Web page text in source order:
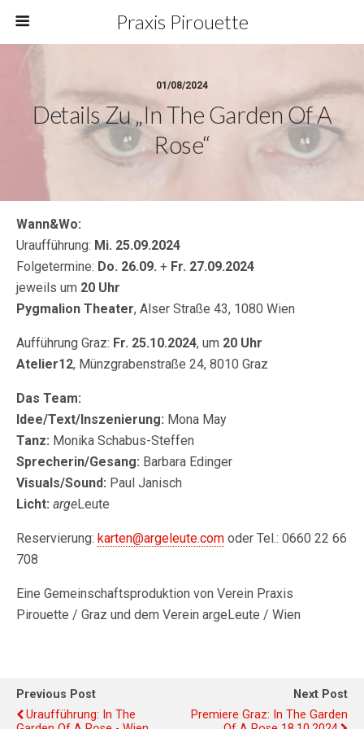
Praxis Pirouette
01/08/2024
Details Zu „In The Garden Of A
Rose“
Wann&Wo:
Uraufführung: Mi. 25.09.2024
Folgetermine: Do. 26.09. + Fr. 27.09.2024
jeweils um 20 Uhr
Pygmalion Theater, Alser Straße 43, 1080 Wien
Aufführung Graz: Fr. 25.10.2024, um 20 Uhr
Atelier12, Münzgrabenstraße 24, 8010 Graz
Das Team:
Idee/Text/Inszenierung: Mona May
Tanz: Monika Schabus-Steffen
Sprecherin/Gesang: Barbara Edinger
Visuals/Sound: Paul Janisch
Licht: argeLeute
Reservierung: karten@argeleute.com oder Tel.: 0660 22 66
708
Eine Gemeinschaftsproduktion von Verein Praxis
Pirouette / Graz und dem Verein argeLeute / Wien
Previous Post
Uraufführung: In The
Next Post
Premiere Graz: In The Garden